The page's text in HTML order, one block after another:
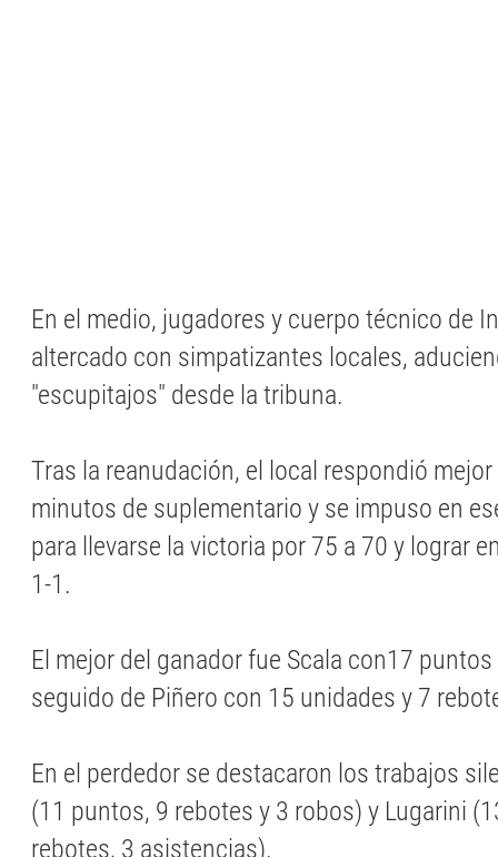
En el medio, jugadores y cuerpo técnico de
altercado con simpatizantes locales,
"escupitajos" desde la tribuna.
Tras la reanudación, el local respondió
minutos de suplementario y se impuso en
para llevarse la victoria por 75 a 70 y lograr
1-1.
El mejor del ganador fue Scala con17
seguido de Piñero con 15 unidades y 7
En el perdedor se destacaron los trabajos
(11 puntos, 9 rebotes y 3 robos) y Lugarini
rebotes, 3 asistencias).